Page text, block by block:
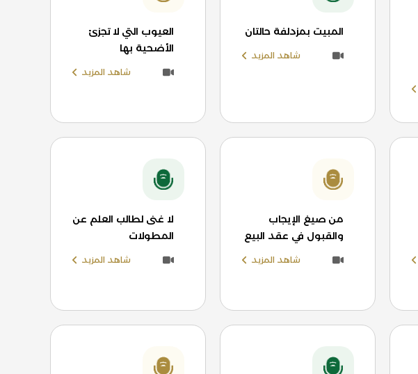
المبيت بمزدلفة حالتان
شاهد المزيد
العيوب التي لا تجزئ
الأضحية بها
شاهد المزيد
من صيغ الإيجاب
والقبول في عقد البيع
شاهد المزيد
لا غنى لطالب العلم عن
المطولات
شاهد المزيد